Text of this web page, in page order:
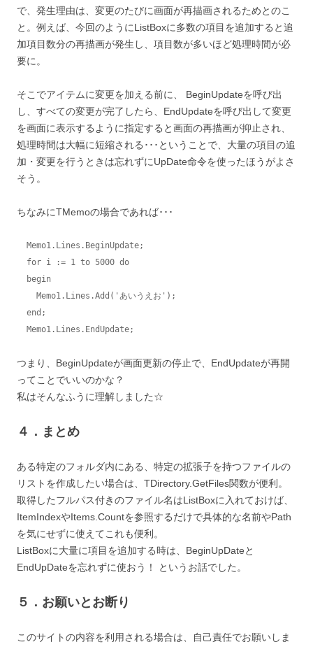
で、発生理由は、変更のたびに画面が再描画されるためとのこ
と。例えば、今回のようにListBoxに多数の項目を追加すると追
加項目数分の再描画が発生し、項目数が多いほど処理時間が必
要に。
そこでアイテムに変更を加える前に、 BeginUpdateを呼び出
し、すべての変更が完了したら、EndUpdateを呼び出して変更
を画面に表示するように指定すると画面の再描画が抑止され、
処理時間は大幅に短縮される･･･ということで、大量の項目の追
加・変更を行うときは忘れずにUpDate命令を使ったほうがよさ
そう。
ちなみにTMemoの場合であれば･･･
  Memo1.Lines.EndUpdate;
つまり、BeginUpdateが画面更新の停止で、EndUpdateが再開
ってことでいいのかな？
私はそんなふうに理解しました☆
４．まとめ
ある特定のフォルダ内にある、特定の拡張子を持つファイルの
リストを作成したい場合は、TDirectory.GetFiles関数が便利。
取得したフルパス付きのファイル名はListBoxに入れておけば、
ItemIndexやItems.Countを参照するだけで具体的な名前やPath
を気にせずに使えてこれも便利。
ListBoxに大量に項目を追加する時は、BeginUpDateと
EndUpDateを忘れずに使おう！ というお話でした。
５．お願いとお断り
このサイトの内容を利用される場合は、自己責任でお願いしま